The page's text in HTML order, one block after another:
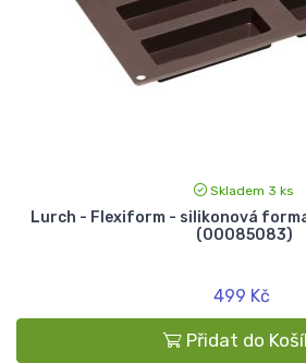
Skladem 3 ks
Lurch - Flexiform - silikonová
(00085083)
499 Kč
Přidat do